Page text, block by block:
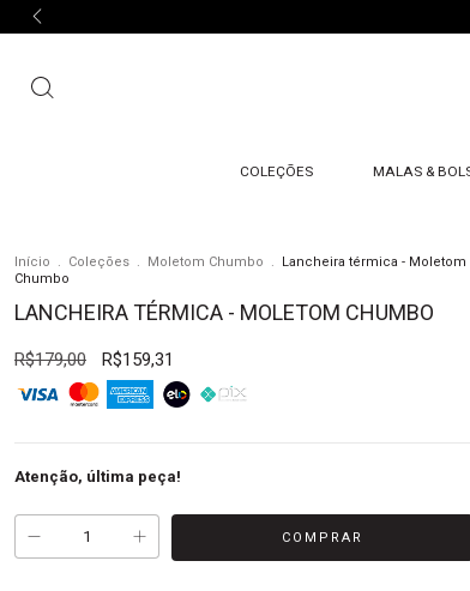
COLEÇÕES MALAS &
Início . Coleções . Moletom Chumbo .
Lancheira térmica - Moletom
Chumbo
LANCHEIRA TÉRMICA - MOLETOM CHUMBO
R$179,00 R$159,31
Atenção, última peça!